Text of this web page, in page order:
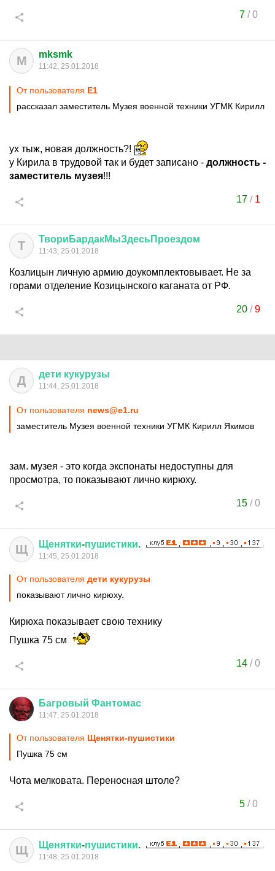
7/0
M mksmk
11:42, 25.01.2018
От пользователя Е1
рассказал заместитель Музея военной техники УГМК Кирилл
ух тыж, новая должность?!
у Кирила в трудовой так и будет записано - должность -
заместитель музея!!!
17 / 1
Т ТвориБардакМыЗдесьПроездом
11:43, 25.01.2018
Козлицын личную армию доукомплектовывает. Не за
горами отделение Козицынского каганата от РФ.
20 /9
Д дети кукурузы
11:44, 25.01.2018
От пользователя news@e1.ru
заместитель Музея военной техники УГМК Кирилл Якимов
зам. музея - это когда экспонаты недоступны для
просмотра, то показывают лично кирюху.
15 /0
Щ Щенятки-пушистики.
11:45, 25.01.2018
От пользователя дети кукурузы
показывают лично кирюху.
Кирюха показывает свою технику
Пушка 75 см
14 /0
Багровый Фантомас
11:47, 25.01.2018
От пользователя Щенятки-пушистики
Пушка 75 см
Чота мелковата. Переносная штоле?
5/0
Щ Щенятки-пушистики.
11:48, 25.01.2018